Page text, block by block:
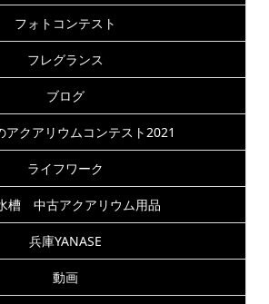
フォトコンテスト
フレグランス
ブログ
アクアリウムコンテスト2021
ライフワーク
槽 中古アクアリウム用品
兵庫YANASE
動画